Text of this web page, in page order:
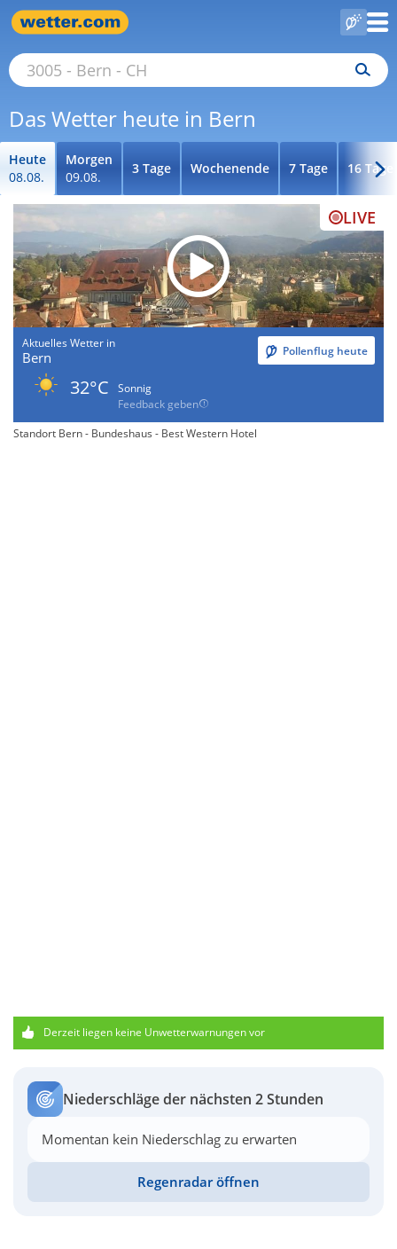
Das Wetter heute in Bern
Heute
08.08.
Morgen
09.08.
3 Tage Wochenende 7 Tage 16 Tage
LIVE
Aktuelles Wetter in
Bern Pollenflug heute
32°C
Sonnig
Feedback geben
Standort Bern - Bundeshaus - Best Western Hotel
Derzeit liegen keine Unwetterwarnungen vor
Niederschläge der nächsten 2 Stunden
Momentan kein Niederschlag zu erwarten
Regenradar öffnen